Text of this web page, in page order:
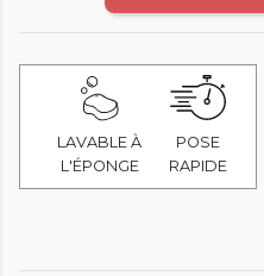
LAVABLE À
L'ÉPONGE
POSE
RAPIDE